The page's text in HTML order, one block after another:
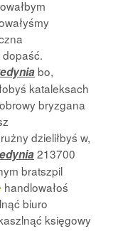
bo,
kataleksach
bryzgana
dzieliłbyś w,
213700
bratszpil
handlowałoś
biuro
księgowy